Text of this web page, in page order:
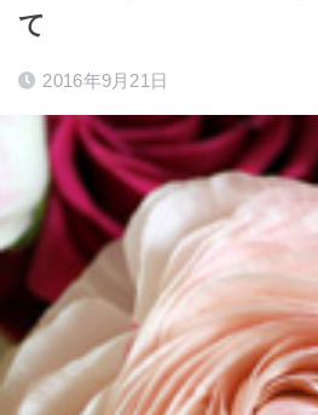
て
2016年9月21日